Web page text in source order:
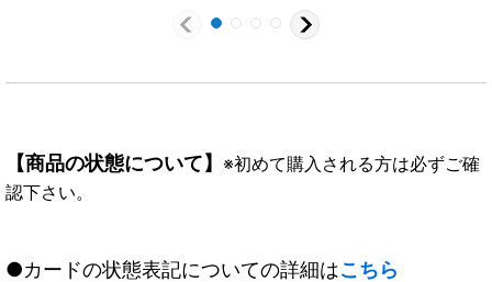
【商品の状態について】 ※初めて購入される方は必ずご確
認下さい。
●カードの状態表記についての詳細はこちら